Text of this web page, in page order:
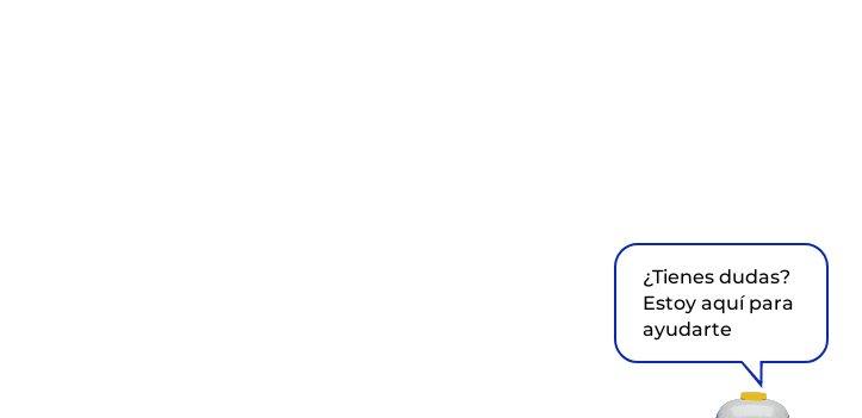
¿Tienes dudas?
Estoy aquí para
ayudarte